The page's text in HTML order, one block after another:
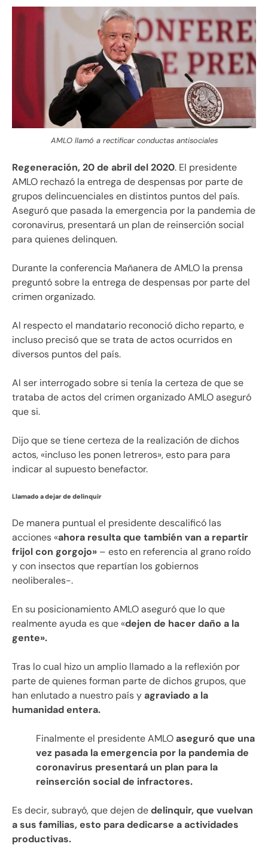
AMLO llamó a rectificar conductas antisociales
Regeneración, 20 de abril del 2020. El presidente
AMLO rechazó la entrega de despensas por parte de
grupos delincuenciales en distintos puntos del país.
Aseguró que pasada la emergencia por la pandemia de
coronavirus, presentará un plan de reinserción social
para quienes delinquen.
Durante la conferencia Mañanera de AMLO la prensa
preguntó sobre la entrega de despensas por parte del
crimen organizado.
Al respecto el mandatario reconoció dicho reparto, e
incluso precisó que se trata de actos ocurridos en
diversos puntos del país.
Al ser interrogado sobre si tenía la certeza de que se
trataba de actos del crimen organizado AMLO aseguró
que si.
Dijo que se tiene certeza de la realización de dichos
actos, «incluso les ponen letreros», esto para para
indicar al supuesto benefactor.
Llamado a dejar de delinquir
De manera puntual el presidente descalificó las
acciones «ahora resulta que también van a repartir
frijol con gorgojo» – esto en referencia al grano roído
y con insectos que repartían los gobiernos
neoliberales-.
En su posicionamiento AMLO aseguró que lo que
realmente ayuda es que «dejen de hacer daño a la
gente».
Tras lo cual hizo un amplio llamado a la reflexión por
parte de quienes forman parte de dichos grupos, que
han enlutado a nuestro país yagraviado a la
humanidad entera.
Finalmente el presidente AMLOaseguró que una
vez pasada la emergencia por la pandemia de
coronavirus presentará un plan para la
reinserción social de infractores.
Es decir, subrayó, que dejen dedelinquir, que vuelvan
a sus familias, esto para dedicarse a actividades
productivas.